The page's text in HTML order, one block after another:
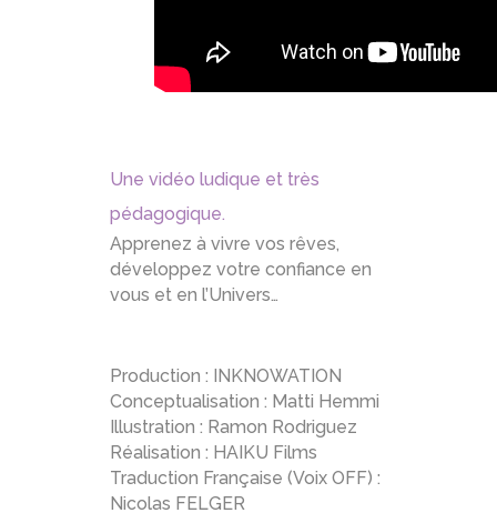
Une vidéo ludique et très
pédagogique.
Apprenez à vivre vos rêves,
développez votre confiance en
vous et en l’Univers…
Production : INKNOWATION
Conceptualisation : Matti Hemmi
Illustration : Ramon Rodriguez
Réalisation : HAIKU Films
Traduction Française (Voix OFF) :
Nicolas FELGER